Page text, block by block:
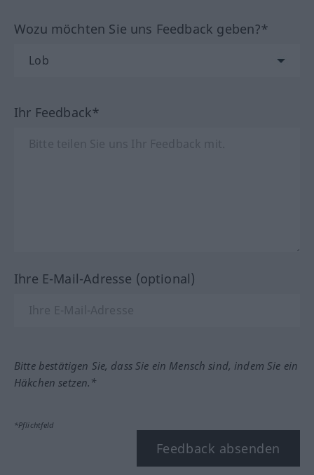
Wozu möchten Sie uns Feedback geben?*
Ihr Feedback*
Ihre E-Mail-Adresse (optional)
Bitte bestätigen Sie, dass Sie ein Mensch sind, indem Sie ein
Häkchen setzen.*
*Pflichtfeld
Feedback absenden